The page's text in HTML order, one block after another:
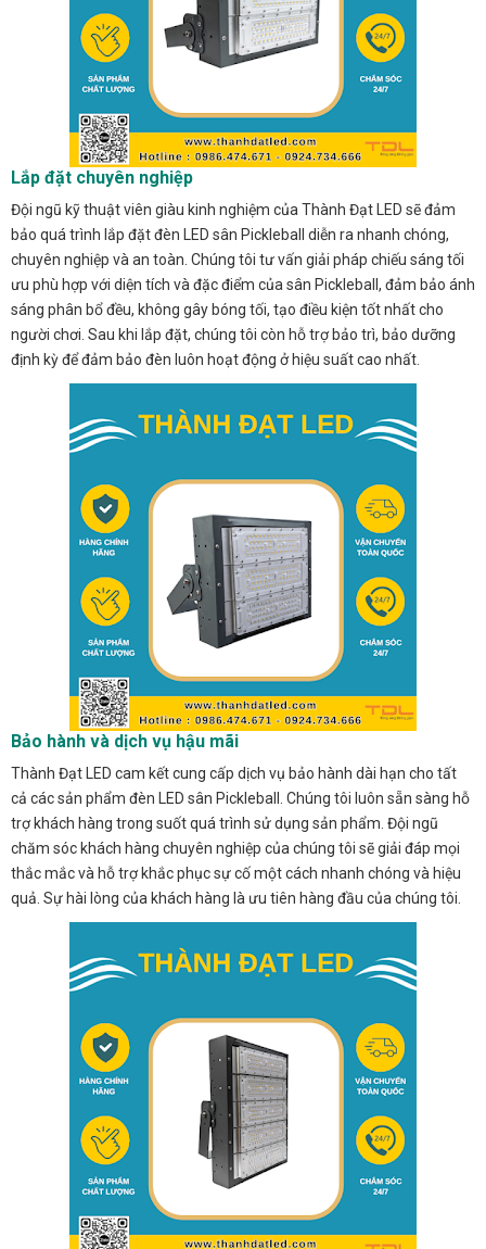
Lắp đặt chuyên nghiệp
Đội ngũ kỹ thuật viên giàu kinh nghiệm của Thành Đạt LED sẽ đảm
bảo quá trình lắp đặt đèn LED sân Pickleball diễn ra nhanh chóng,
chuyên nghiệp và an toàn. Chúng tôi tư vấn giải pháp chiếu sáng tối
ưu phù hợp với diện tích và đặc điểm của sân Pickleball, đảm bảo ánh
sáng phân bổ đều, không gây bóng tối, tạo điều kiện tốt nhất cho
người chơi. Sau khi lắp đặt, chúng tôi còn hỗ trợ bảo trì, bảo dưỡng
định kỳ để đảm bảo đèn luôn hoạt động ở hiệu suất cao nhất.
Bảo hành và dịch vụ hậu mãi
Thành Đạt LED cam kết cung cấp dịch vụ bảo hành dài hạn cho tất
cả các sản phẩm đèn LED sân Pickleball. Chúng tôi luôn sẵn sàng hỗ
trợ khách hàng trong suốt quá trình sử dụng sản phẩm. Đội ngũ
chăm sóc khách hàng chuyên nghiệp của chúng tôi sẽ giải đáp mọi
thắc mắc và hỗ trợ khắc phục sự cố một cách nhanh chóng và hiệu
quả. Sự hài lòng của khách hàng là ưu tiên hàng đầu của chúng tôi.